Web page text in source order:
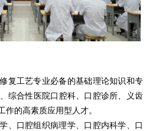
复工艺专业必备的基础理论知识和专
综合性医院口腔科、口腔诊所、义齿
作的高素质应用型人才。
、口腔组织病理学、口腔内科学、口